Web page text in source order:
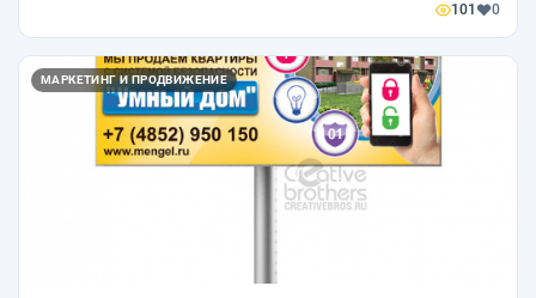
101 0
МАРКЕТИНГ И ПРОДВИЖЕНИЕ